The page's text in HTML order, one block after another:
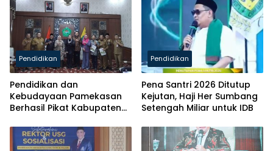
Pendidikan
Pendidikan dan
Kebudayaan Pamekasan
Berhasil Pikat Kabupaten
Pendidikan
Pena Santri 2026 Ditutup
Kejutan, Haji Her Sumbang
Setengah Miliar untuk IDB